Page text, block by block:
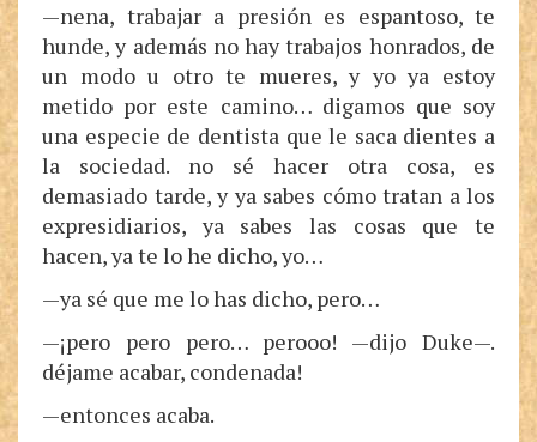
—nena, trabajar a presión es espantoso, te
hunde, y además no hay trabajos honrados, de
un modo u otro te mueres, y yo ya estoy
metido por este camino… digamos que soy
una especie de dentista que le saca dientes a
la sociedad. no sé hacer otra cosa, es
demasiado tarde, y ya sabes cómo tratan a los
expresidiarios, ya sabes las cosas que te
hacen, ya te lo he dicho, yo…
—ya sé que me lo has dicho, pero…
—¡pero pero pero… perooo! —dijo Duke—.
déjame acabar, condenada!
—entonces acaba.